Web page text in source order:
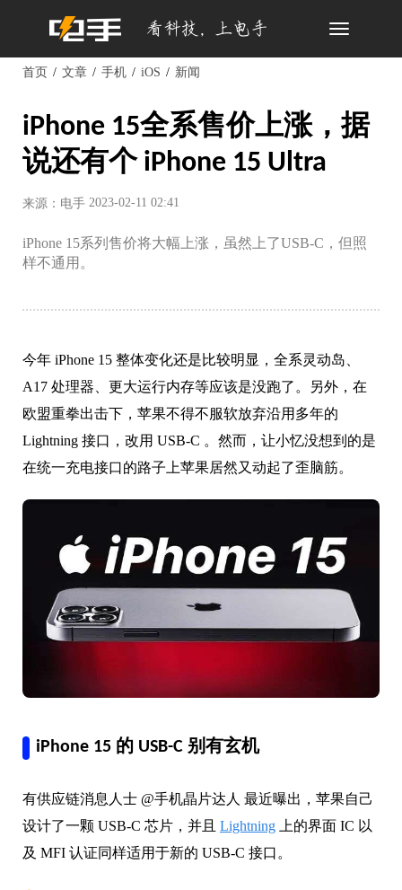
Toggle
首页 文章 手机 iOS 新闻
iPhone 15全系售价上涨，据
说还有个 iPhone 15 Ultra
来源：电手 2023-02-11 02:41
iPhone 15系列售价将大幅上涨，虽然上了USB-C，但照
样不通用。
今年 iPhone 15 整体变化还是比较明显，全系灵动岛、
A17 处理器、更大运行内存等应该是没跑了。
另外，在
欧盟重拳出击下，苹果不得不服软放弃沿用多年的
Lightning 接口，改用 USB-C 。 然而，让小忆没想到的是
在统一充电接口的路子上苹果居然又动起了歪脑筋。
iPhone 15 的 USB-C 别有玄机
有供应链消息人士 @手机晶片达人 最近曝出，苹果自己
设计了一颗 USB-C 芯片，并且 Lightning 上的界面 IC 以
及 MFI 认证同样适用于新的 USB-C 接口。